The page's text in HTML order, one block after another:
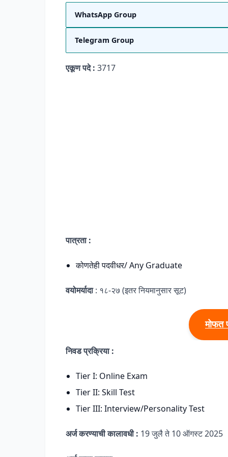
WhatsApp Group
Telegram Group
एकूण पदे : 3717
पात्रता :
कोणतेही पदवीधर/ Any Graduate
वयोमर्यादा: १८-२७ (इतर नियमानुसार सूट)
मोफत
निवड प्रक्रिया :
Tier I: Online Exam
Tier II: Skill Test
Tier III: Interview/Personality Test
अर्ज करण्याची कालावधी : 19 जुलै ते 10 ऑगस्ट 2025